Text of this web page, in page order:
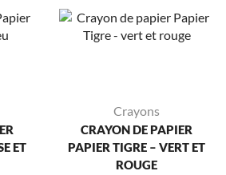
ET
Crayons
CRAYON DE PAPIER
PAPIER TIGRE – VERT ET
ROUGE